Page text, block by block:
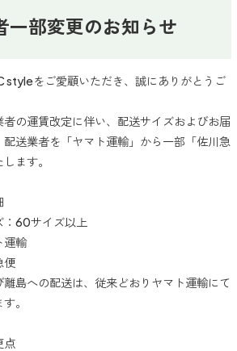
一部変更のお知らせ
styleをご愛顧いただき、誠にありがとうご
者の運賃改定に伴い、配送サイズおよびお届
配送業者を「ヤマト運輸」から一部「佐川急
ます。
：60サイズ以上
運輸
便
島への配送は、従来どおりヤマト運輸にて
。
点